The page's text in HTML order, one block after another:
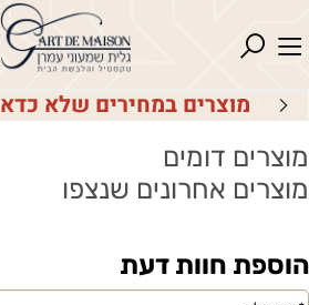
מוצרים במחירים שלא
מוצרים דומים
מוצרים אחרונים שנצפו
הוספת חוות דעת